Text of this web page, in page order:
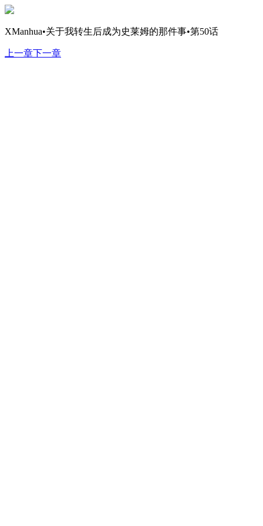
XManhua•关于我转生后成为史莱姆的那件事•第50话
上一章下一章